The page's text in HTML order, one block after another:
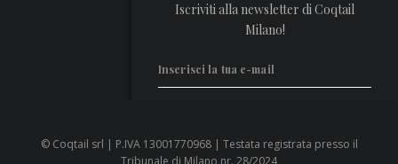
Iscriviti alla newsletter di Coqtail
Milano!
Privacy Policy
© Coqtail srl | P.IVA 13001770968 | Testata registrata presso il
Tribunale di Milano nr. 28/2024